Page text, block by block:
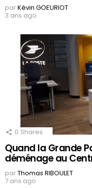
parKévin GOEURIOT
3 ans ago
0 Shares
Quand la Grande
déménage au
parThomas RIBOULET
7 ans ago